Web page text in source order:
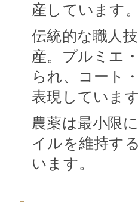
産しています
伝統的な職人
産。プルミエ
られ、コート
表現していま
農薬は最小限
イルを維持す
います。